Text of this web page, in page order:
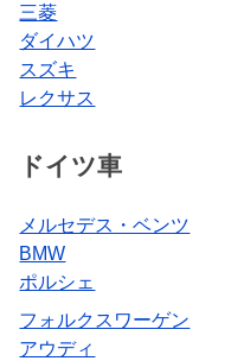
三菱
ダイハツ
スズキ
レクサス
ドイツ車
メルセデス・ベンツ
BMW
ポルシェ
フォルクスワーゲン
アウディ